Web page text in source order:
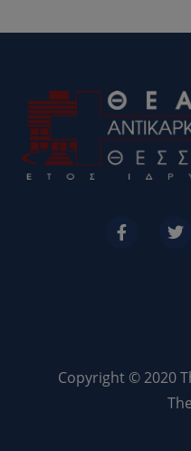
Copyright © 2020